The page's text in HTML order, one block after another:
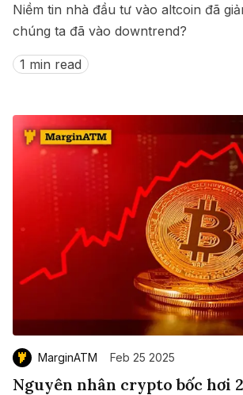
Niềm tin nhà đầu tư vào altcoin đã
chúng ta đã vào downtrend?
1 min read
MarginATM Feb 25 2025
Nguyên nhân crypto bốc hơi